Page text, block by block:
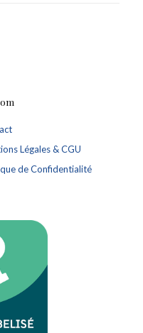
Légales & CGU
de Confidentialité